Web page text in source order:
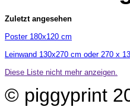
Zuletzt angesehen
Poster 180x120 cm
Leinwand 130x270 cm oder 270 x
Diese Liste nicht mehr anzeigen.
© piggyprint